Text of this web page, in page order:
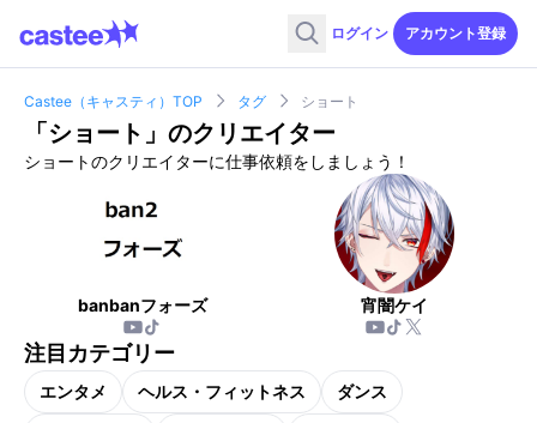
ログイン アカウント登録
Castee（キャスティ）TOP タグ ショート
「ショート 」のクリエイター
ショートのクリエイターに仕事依頼をしましょう！
banbanフォーズ 宵闇ケイ
注目カテゴリー
エンタメ ヘルス・フィットネス ダンス